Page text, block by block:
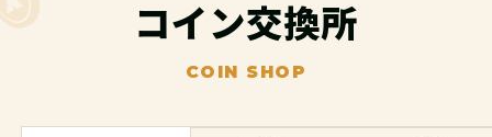
コイン交換所
COIN SHOP